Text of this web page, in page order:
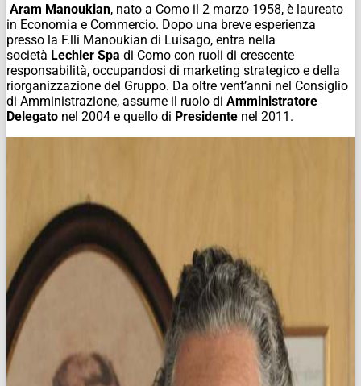
Aram Manoukian, nato a Como il 2 marzo 1958, è laureato
in Economia e Commercio. Dopo una breve esperienza
presso la F.lli Manoukian di Luisago, entra nella
società Lechler Spa di Como con ruoli di crescente
responsabilità, occupandosi di marketing strategico e della
riorganizzazione del Gruppo. Da oltre vent’anni nel Consiglio
di Amministrazione, assume il ruolo di Amministratore
Delegato nel 2004 e quello di Presidente nel 2011.